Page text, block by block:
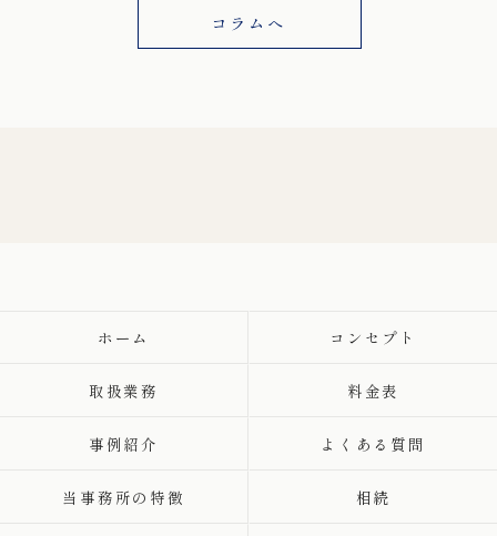
コラムへ
ホーム コンセプト
取扱業務 料金表
事例紹介 よくある質問
当事務所の特徴 相続